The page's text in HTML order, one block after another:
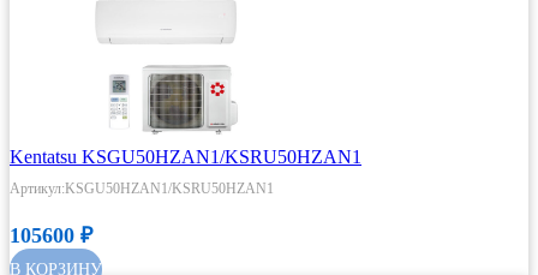
Kentatsu KSGU50HZAN1/KSRU50HZAN1
Артикул:KSGU50HZAN1/KSRU50HZAN1
105600 ₽
В КОРЗИНУ